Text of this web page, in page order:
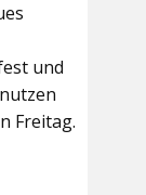
und
Freitag.